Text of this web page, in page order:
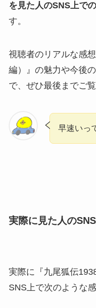
を見た人のSNS上で
す。
視聴者のリアルな感
編）』の魅力や今後
で、ぜひ最後までご覧
早速いっ
実際に見た人の
実際に『九尾狐伝
SNS上で次のような